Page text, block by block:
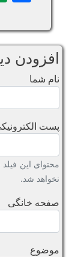
افزودن
نام شما
پست الکترونیکی
محتوای این
نخواهد شد.
صفحه خانگی
موضوع